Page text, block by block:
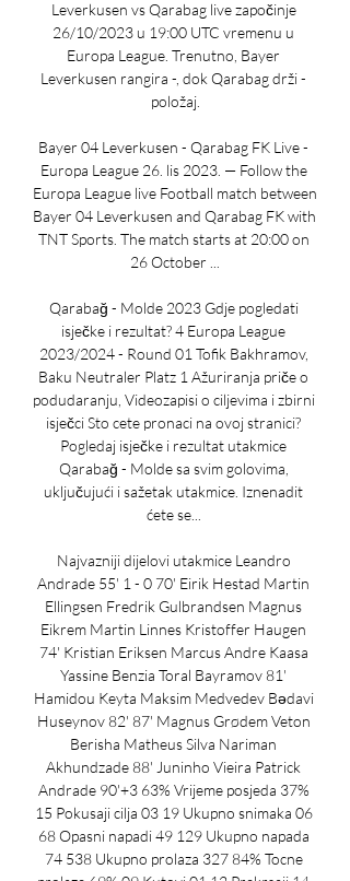
Leverkusen vs Qarabag live započinje
26/10/2023 u 19:00 UTC vremenu u
Europa League. Trenutno, Bayer
Leverkusen rangira -, dok Qarabag drži -
položaj.
Bayer 04 Leverkusen - Qarabag FK Live -
Europa League 26. lis 2023. — Follow the
Europa League live Football match between
Bayer 04 Leverkusen and Qarabag FK with
TNT Sports. The match starts at 20:00 on
26 October ...
Qarabağ - Molde 2023 Gdje pogledati
isječke i rezultat? 4 Europa League
2023/2024 - Round 01 Tofik Bakhramov,
Baku Neutraler Platz 1 Ažuriranja priče o
podudaranju, Videozapisi o ciljevima i zbirni
isječci Sto cete pronaci na ovoj stranici?
Pogledaj isječke i rezultat utakmice
Qarabağ - Molde sa svim golovima,
uključujući i sažetak utakmice. Iznenadit
ćete se...
Najvazniji dijelovi utakmice Leandro
Andrade 55' 1 - 0 70' Eirik Hestad Martin
Ellingsen Fredrik Gulbrandsen Magnus
Eikrem Martin Linnes Kristoffer Haugen
74' Kristian Eriksen Marcus Andre Kaasa
Yassine Benzia Toral Bayramov 81'
Hamidou Keyta Maksim Medvedev Bədavi
Huseynov 82' 87' Magnus Grødem Veton
Berisha Matheus Silva Nariman
Akhundzade 88' Juninho Vieira Patrick
Andrade 90'+3 63% Vrijeme posjeda 37%
15 Pokusaji cilja 03 19 Ukupno snimaka 06
68 Opasni napadi 49 129 Ukupno napada
74 538 Ukupno prolaza 327 84% Tocne